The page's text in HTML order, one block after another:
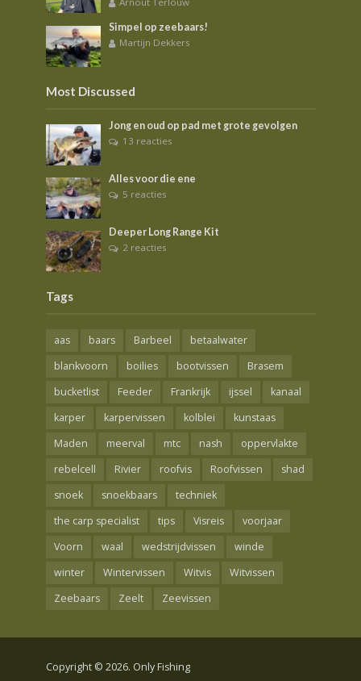
Simpel op zeebaars!
Martijn Dekkers
Most Discussed
Jong en oud op pad met grote gevolgen
13 reacties
Alles voor die ene
5 reacties
Deeper Long Range Kit
2 reacties
Tags
aas baars Barbeel
betaalwater
blankvoorn
boilies bootvissen
Brasem
bucketlist
Feeder Frankrijk ijssel
kanaal
karper
karpervissen kolblei
kunstaas
Maden
meerval mtc nash
oppervlakte
rebelcell
Rivier roofvis Roofvissen
shad
snoek
snoekbaars
techniek
the carp specialist
tips Visreis
voorjaar
Voorn
waal wedstrijdvissen
winde
winter
Wintervissen Witvis
Witvissen
Zeebaars
Zeelt Zeevissen
Copyright © 2026. Only Fishing